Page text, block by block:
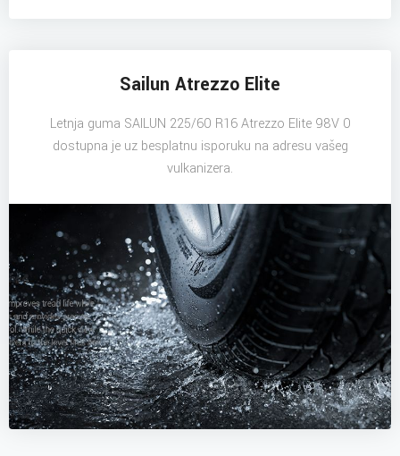
Sailun Atrezzo Elite
Letnja guma SAILUN 225/60 R16 Atrezzo Elite 98V 0
dostupna je uz besplatnu isporuku na adresu vašeg
vulkanizera.